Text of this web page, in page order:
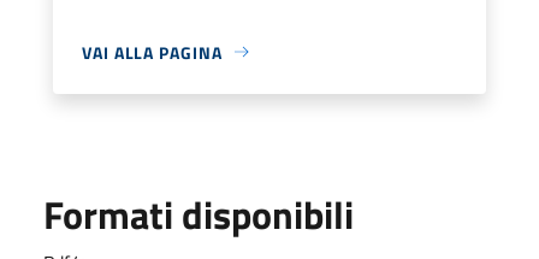
VAI ALLA PAGINA
Formati disponibili